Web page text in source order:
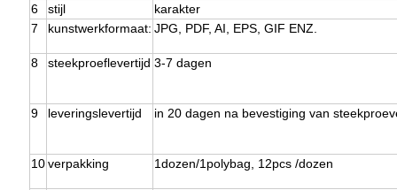
6
stijl
karakter
7
kunstwerkformaat: JPG, PDF, AI, EPS, GIF ENZ.
8 steekproeflevertijd 3-7 dagen
9 leveringslevertijd in 20 dagen na bevestiging van
10verpakking 1dozen/1polybag, 12pcs /dozen